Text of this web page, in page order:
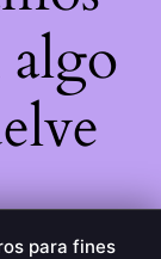
para fines